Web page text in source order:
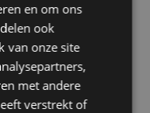
Romeo
en om ons
ook
van onze site
met andere
verstrekt of